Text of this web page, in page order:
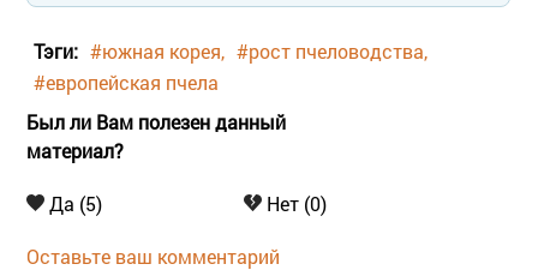
Тэги: #южная корея
#рост пчеловодства
#европейская пчела
Был ли Вам полезен данный
материал?
Да (5) Нет (0)
Оставьте ваш комментарий